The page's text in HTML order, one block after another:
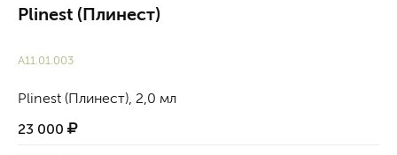
Plinest (Плинест)
А11.01.003
Plinest (Плинест), 2,0 мл
23 000